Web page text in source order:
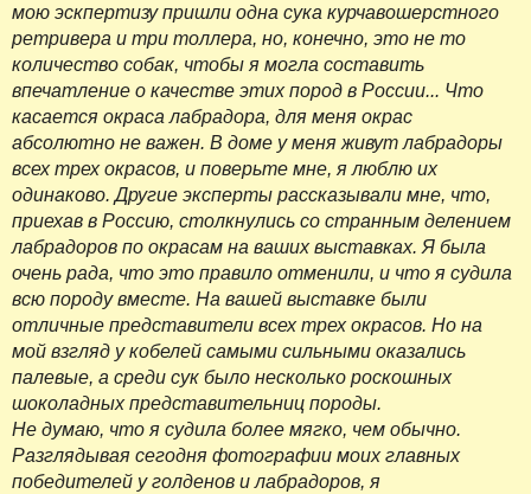
мою эскпертизу пришли одна сука курчавошерстного
ретривера и три толлера, но, конечно, это не то
количество собак, чтобы я могла составить
впечатление о качестве этих пород в России... Что
касается окраса лабрадора, для меня окрас
абсолютно не важен. В доме у меня живут лабрадоры
всех трех окрасов, и поверьте мне, я люблю их
одинаково. Другие эксперты рассказывали мне, что,
приехав в Россию, столкнулись со странным делением
лабрадоров по окрасам на ваших выставках. Я была
очень рада, что это правило отменили, и что я судила
всю породу вместе. На вашей выставке были
отличные представители всех трех окрасов. Но на
мой взгляд у кобелей самыми сильными оказались
палевые, а среди сук было несколько роскошных
шоколадных представительниц породы.
Не думаю, что я судила более мягко, чем обычно.
Разглядывая сегодня фотографии моих главных
победителей у голденов и лабрадоров, я